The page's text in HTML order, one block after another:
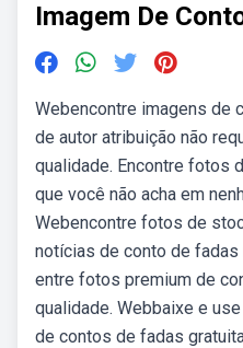
Imagem De
Webencontre imagens de
de autor atribuição não
qualidade. Encontre fotos
que você não acha em
Webencontre fotos de
notícias de conto de
entre fotos premium de
qualidade. Webbaixe e
de contos de fadas